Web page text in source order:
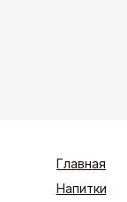
Главная
Напитки